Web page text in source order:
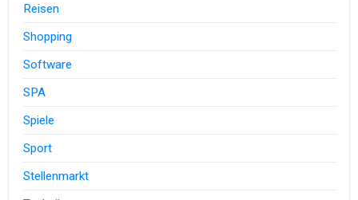
Reisen
Shopping
Software
SPA
Spiele
Sport
Stellenmarkt